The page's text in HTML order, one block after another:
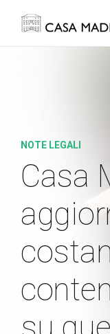
NOTE LEGALI
Casa